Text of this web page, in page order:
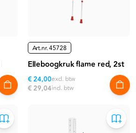
Art.nr.45728
Elleboogkruk flame red, 2st
€ 24,00excl. btw
€ 29,04incl. btw